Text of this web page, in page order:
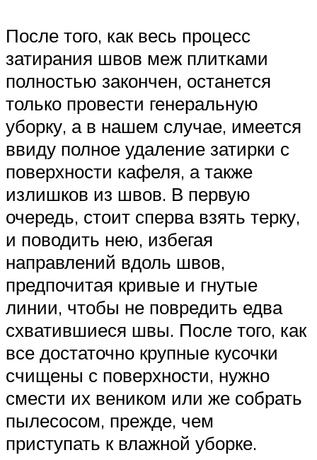
После того, как весь процесс
затирания швов меж плитками
полностью закончен, останется
только провести генеральную
уборку, а в нашем случае, имеется
ввиду полное удаление затирки с
поверхности кафеля, а также
излишков из швов. В первую
очередь, стоит сперва взять терку,
и поводить нею, избегая
направлений вдоль швов,
предпочитая кривые и гнутые
линии, чтобы не повредить едва
схватившиеся швы. После того, как
все достаточно крупные кусочки
счищены с поверхности, нужно
смести их веником или же собрать
пылесосом, прежде, чем
приступать к влажной уборке.